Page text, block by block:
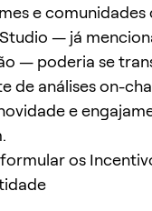
e
— já
— poderia se
de análises on-
e
os